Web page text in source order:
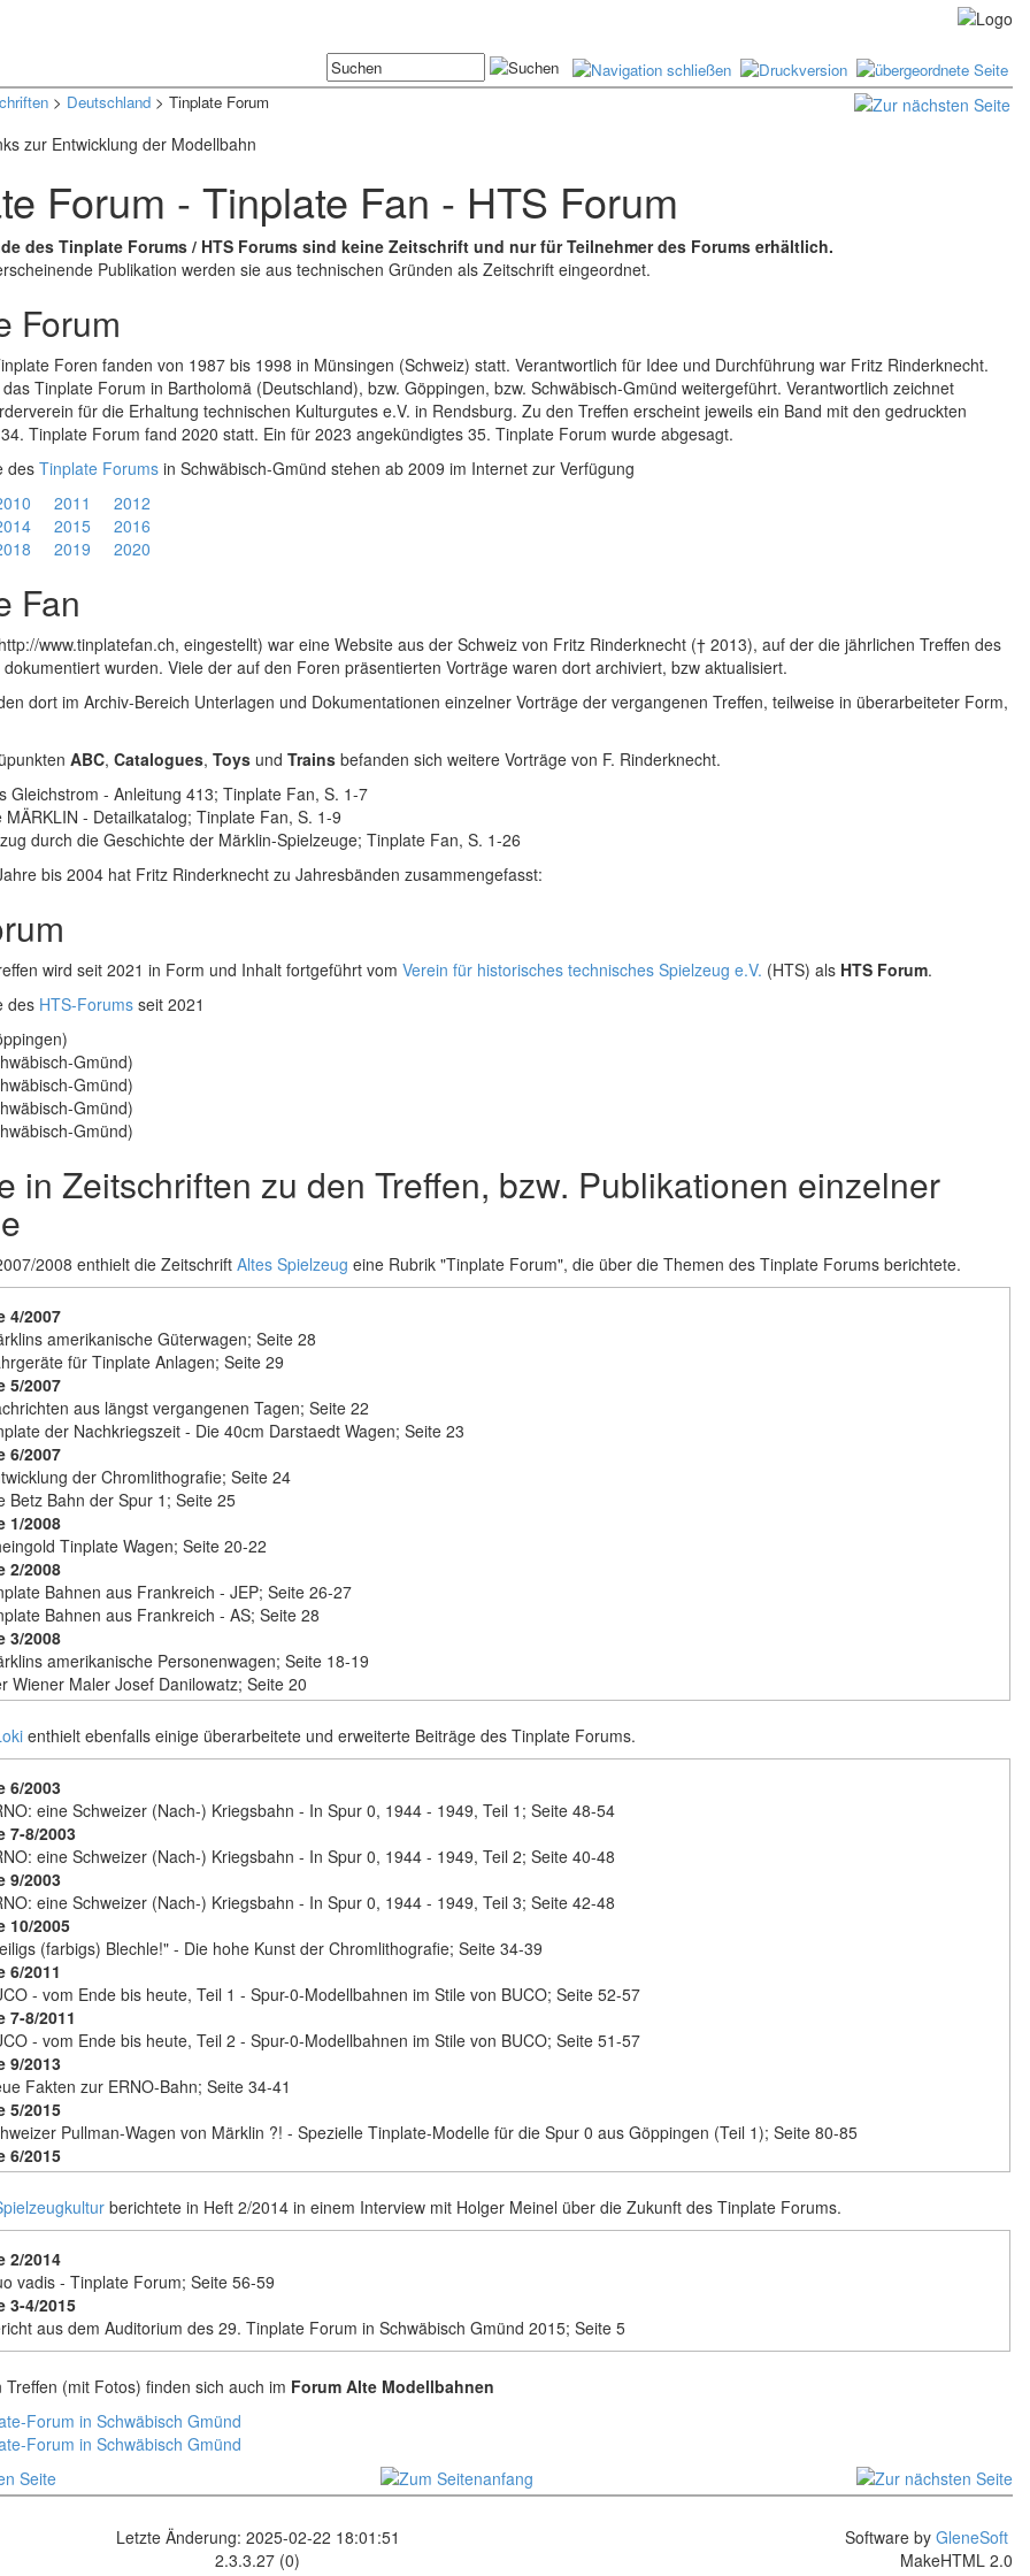
> Deutschland > Tinplate Forum
zur Entwicklung der Modellbahn
Forum - Tinplate Fan - HTS Forum
des Tinplate Forums / HTS Forums sind keine Zeitschrift und nur für Teilnehmer des Forums erhältlich.
Publikation werden sie aus technischen Gründen als Zeitschrift eingeordnet.
Forum
Foren fanden von 1987 bis 1998 in Münsingen (Schweiz) statt. Verantwortlich für Idee und Durchführung war Fritz Rinderknecht.
Tinplate Forum in Bartholomä (Deutschland), bzw. Göppingen, bzw. Schwäbisch-Gmünd weitergeführt. Verantwortlich zeichnet
für die Erhaltung technischen Kulturgutes e.V. in Rendsburg. Zu den Treffen erscheint jeweils ein Band mit den gedruckten
Tinplate Forum fand 2020 statt. Ein für 2023 angekündigtes 35. Tinplate Forum wurde abgesagt.
desTinplate Forums in Schwäbisch-Gmünd stehen ab 2009 im Internet zur Verfügung
2011
2012
2015
2016
2019 2020
Fan
www.tinplatefan.ch, eingestellt) war eine Website aus der Schweiz von Fritz Rinderknecht († 2013), auf der die jährlichen Treffen des
wurden. Viele der auf den Foren präsentierten Vorträge waren dort archiviert, bzw aktualisiert.
dort im Archiv-Bereich Unterlagen und Dokumentationen einzelner Vorträge der vergangenen Treffen, teilweise in überarbeiteter Form,
ABC, Catalogues, Toys und Trains befanden sich weitere Vorträge von F. Rinderknecht.
Gleichstrom - Anleitung 413; Tinplate Fan, S. 1-7
MÄRKLIN - Detailkatalog; Tinplate Fan, S. 1-9
durch die Geschichte der Märklin-Spielzeuge; Tinplate Fan, S. 1-26
bis 2004 hat Fritz Rinderknecht zu Jahresbänden zusammengefasst:
wird seit 2021 in Form und Inhalt fortgeführt vom Verein für historisches technisches Spielzeug e.V. (HTS) als HTS Forum.
des HTS-Forums seit 2021
Gmünd)
Gmünd)
Gmünd)
Gmünd)
in Zeitschriften zu den Treffen, bzw. Publikationen einzelner
2008 enthielt die Zeitschrift Altes Spielzeug eine Rubrik "Tinplate Forum", die über die Themen des Tinplate Forums berichtete.
4/2007
amerikanische Güterwagen; Seite 28
für Tinplate Anlagen; Seite 29
5/2007
aus längst vergangenen Tagen; Seite 22
der Nachkriegszeit - Die 40cm Darstaedt Wagen; Seite 23
6/2007
der Chromlithografie; Seite 24
Betz Bahn der Spur 1; Seite 25
1/2008
Tinplate Wagen; Seite 20-22
2/2008
Bahnen aus Frankreich - JEP; Seite 26-27
Bahnen aus Frankreich - AS; Seite 28
3/2008
amerikanische Personenwagen; Seite 18-19
Wiener Maler Josef Danilowatz; Seite 20
4/2008
Gebäudemodelle für Tin Plate Bahnen; Seite 24-25
3/2018
Forum in Schwäbisch Gmünd - vom 20. bis 22. April 2018; Seite 7
3/2019
Tinplate Forum vom 06. und 07. April 2019; Seite 27
enthielt ebenfalls einige überarbeitete und erweiterte Beiträge des Tinplate Forums.
6/2003
eine Schweizer (Nach-) Kriegsbahn - In Spur 0, 1944 - 1949, Teil 1; Seite 48-54
7-8/2003
eine Schweizer (Nach-) Kriegsbahn - In Spur 0, 1944 - 1949, Teil 2; Seite 40-48
9/2003
eine Schweizer (Nach-) Kriegsbahn - In Spur 0, 1944 - 1949, Teil 3; Seite 42-48
10/2005
(farbigs) Blechle!" - Die hohe Kunst der Chromlithografie; Seite 34-39
6/2011
- vom Ende bis heute, Teil 1 - Spur-0-Modellbahnen im Stile von BUCO; Seite 52-57
7-8/2011
- vom Ende bis heute, Teil 2 - Spur-0-Modellbahnen im Stile von BUCO; Seite 51-57
9/2013
Fakten zur ERNO-Bahn; Seite 34-41
5/2015
Pullman-Wagen von Märklin ?! - Spezielle Tinplate-Modelle für die Spur 0 aus Göppingen (Teil 1); Seite 80-85
6/2015
Mountain Pullman Express der MOB - Spezielle Tinplate-Modelle für die Spur 0 aus Göppingen (Teil 2); Seite 56-61
5/2019
Säntisbahn - eine kleine Exkursion; Seite 16ff
2024
das Vorbild, so das Modell - Schweizer Loks von Märklin der 1920er- und 1930er-Jahre; Seite 26-37
berichtete in Heft 2/2014 in einem Interview mit Holger Meinel über die Zukunft des Tinplate Forums.
2/2014
vadis - Tinplate Forum; Seite 56-59
3-4/2015
aus dem Auditorium des 29. Tinplate Forum in Schwäbisch Gmünd 2015; Seite 5
Treffen (mit Fotos) finden sich auch im Forum Alte Modellbahnen
Forum in Schwäbisch Gmünd
Forum in Schwäbisch Gmünd
Letzte Änderung: 2025-02-22 18:01:51 Software by GleneSoft
2.3.3.27 (0) MakeHTML 2.0